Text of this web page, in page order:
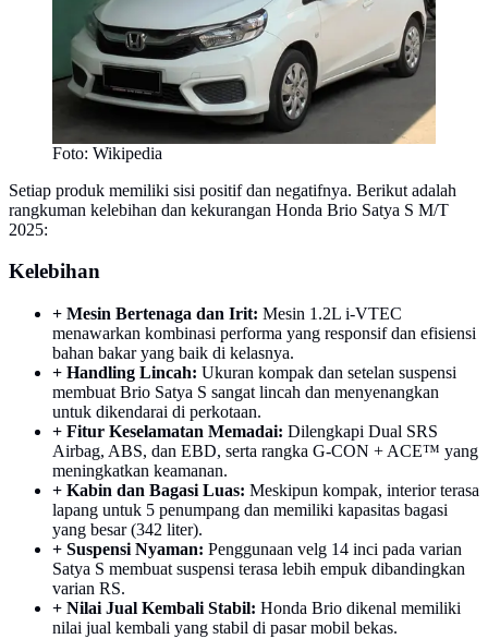
Foto: Wikipedia
Setiap produk memiliki sisi positif dan negatifnya. Berikut adalah
rangkuman kelebihan dan kekurangan Honda Brio Satya S M/T
2025:
Kelebihan
+ Mesin Bertenaga dan Irit: Mesin 1.2L i-VTEC
menawarkan kombinasi performa yang responsif dan efisiensi
bahan bakar yang baik di kelasnya.
+ Handling Lincah: Ukuran kompak dan setelan suspensi
membuat Brio Satya S sangat lincah dan menyenangkan
untuk dikendarai di perkotaan.
+ Fitur Keselamatan Memadai: Dilengkapi Dual SRS
Airbag, ABS, dan EBD, serta rangka G-CON + ACE™ yang
meningkatkan keamanan.
+ Kabin dan Bagasi Luas: Meskipun kompak, interior terasa
lapang untuk 5 penumpang dan memiliki kapasitas bagasi
yang besar (342 liter).
+ Suspensi Nyaman: Penggunaan velg 14 inci pada varian
Satya S membuat suspensi terasa lebih empuk dibandingkan
varian RS.
+ Nilai Jual Kembali Stabil: Honda Brio dikenal memiliki
nilai jual kembali yang stabil di pasar mobil bekas.